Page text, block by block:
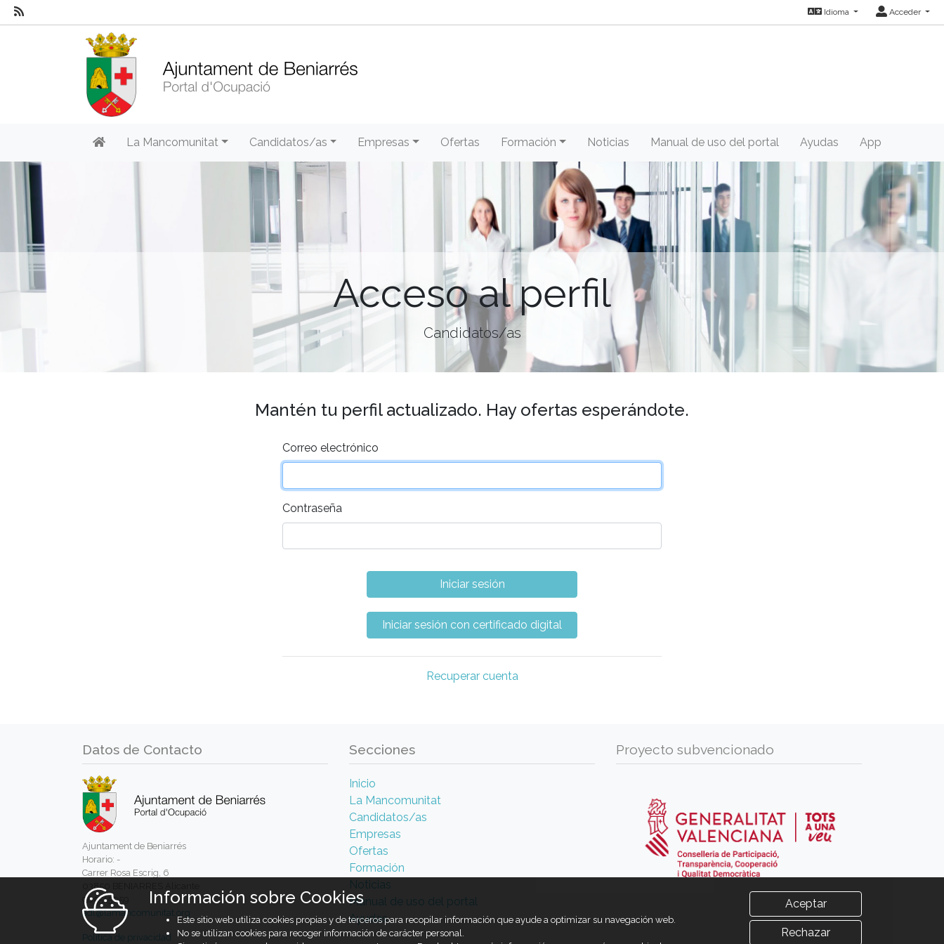
Idioma Acceder
La Mancomunitat Candidatos/as Empresas Ofertas Formación Noticias Manual de uso del portal Ayudas App
Acceso al perfil
Candidatos/as
Mantén tu perfil actualizado. Hay ofertas esperándote.
Correo electrónico
Contraseña
Recuperar cuenta
Datos de Contacto
Ajuntament de Beniarrés
Horario: -
Carrer Rosa Escrig, 6
03850 BENIARRES Alicante
965515059
adl@lamancomunitat.org
Política de privacidad
Secciones
Inicio
La Mancomunitat
Candidatos/as
Empresas
Ofertas
Formación
Noticias
Manual de uso del portal
Ayudas
Proyecto subvencionado
Información sobre Cookies
Este sitio web utiliza cookies propias y de terceros para recopilar información que ayude a optimizar su navegación web.
No se utilizan cookies para recoger información de carácter personal.
Aceptar
Rechazar